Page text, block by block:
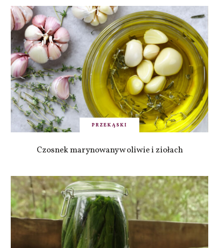
PRZEKĄSKI
Czosnek marynowany w oliwie i ziołach